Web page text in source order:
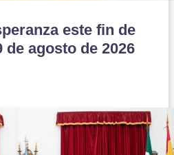
este fin de
de agosto de 2026